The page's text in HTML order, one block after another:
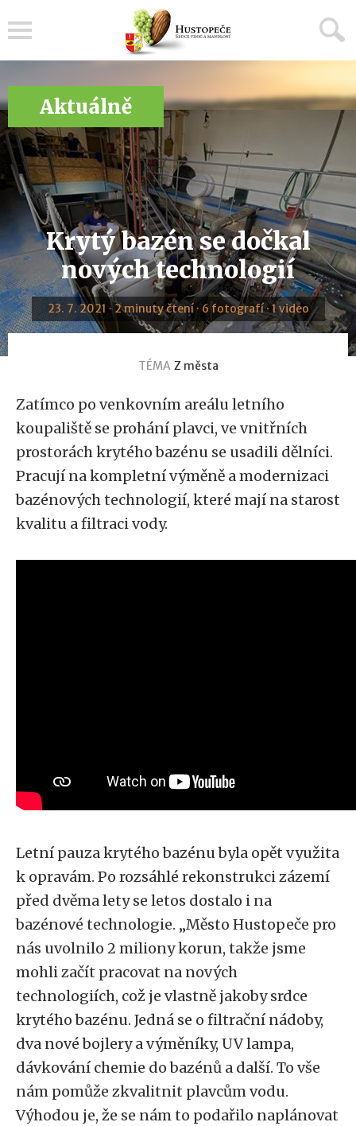
Aktuálně
Krytý bazén se dočkal
nových technologií
23. 7. 2021 · 2 minuty čtení · 6 fotografí · 1 video
TÉMA Z města
Zatímco po venkovním areálu letního
koupaliště se prohání plavci, ve vnitřních
prostorách krytého bazénu se usadili dělníci.
Pracují na kompletní výměně a modernizaci
bazénových technologií, které mají na starost
kvalitu a filtraci vody.
Letní pauza krytého bazénu byla opět využita
k opravám. Po rozsáhlé rekonstrukci zázemí
před dvěma lety se letos dostalo i na
bazénové technologie. „Město Hustopeče pro
nás uvolnilo 2 miliony korun, takže jsme
mohli začít pracovat na nových
technologiích, což je vlastně jakoby srdce
krytého bazénu. Jedná se o filtrační nádoby,
dva nové bojlery a výměníky, UV lampa,
dávkování chemie do bazénů a další. To vše
nám pomůže zkvalitnit plavcům vodu.
Výhodou je, že se nám to podařilo naplánovat